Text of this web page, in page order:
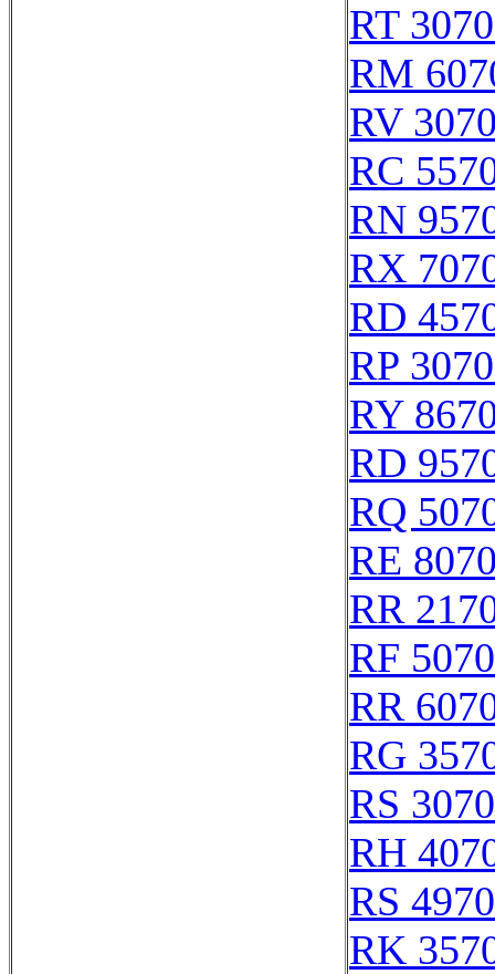
RT
RM
RV
RC
RN
RX
RD
RP
RY
RD
RQ
RE
RR
RF
RR
RG
RS
RH
RS
RK